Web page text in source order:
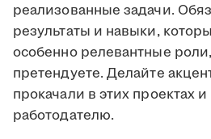
реализованные задачи.
результаты и навыки,
особенно релевантные
претендуете. Делайте
прокачали в этих проектах
работодателю.